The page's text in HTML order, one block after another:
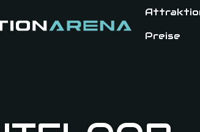
Preise